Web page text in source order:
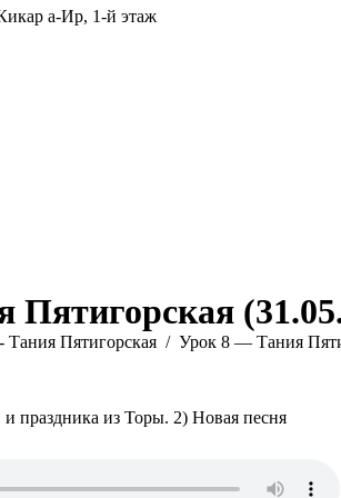
а-Ир, 1-й этаж
Пятигорская Урок 8 — Тания
праздника из Торы. 2) Новая песня